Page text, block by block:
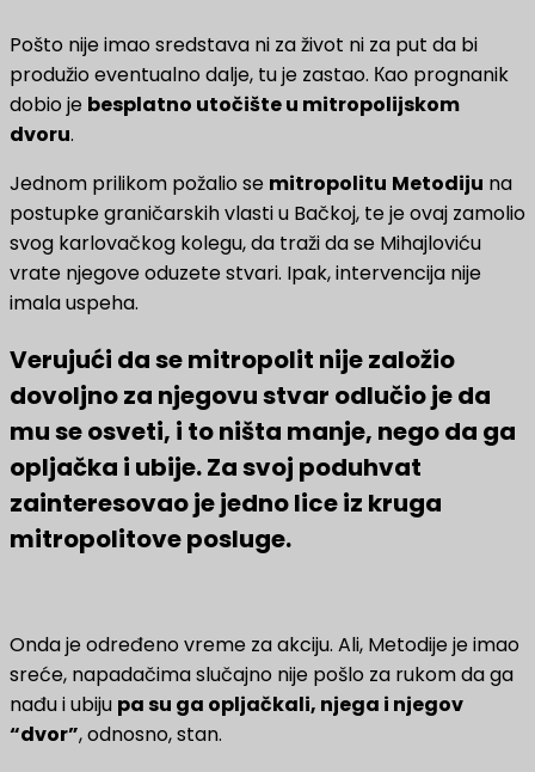
Pošto nije imao sredstava ni za život ni za put da bi
produžio eventualno dalje, tu je zastao. Кao prognanik
dobio je besplatno utočište u mitropolijskom
dvoru.
Jednom prilikom požalio se mitropolitu Metodiju na
postupke graničarskih vlasti u Bačkoj, te je ovaj zamolio
svog karlovačkog kolegu, da traži da se Mihajloviću
vrate njegove oduzete stvari. Ipak, intervencija nije
imala uspeha.
Verujući da se mitropolit nije založio
dovoljno za njegovu stvar odlučio je da
mu se osveti, i to ništa manje, nego da ga
opljačka i ubije. Za svoj poduhvat
zainteresovao je jedno lice iz kruga
mitropolitove posluge.
Onda je određeno vreme za akciju. Ali, Metodije je imao
sreće, napadačima slučajno nije pošlo za rukom da ga
nađu i ubiju pa su ga opljačkali, njega i njegov
“dvor”, odnosno, stan.